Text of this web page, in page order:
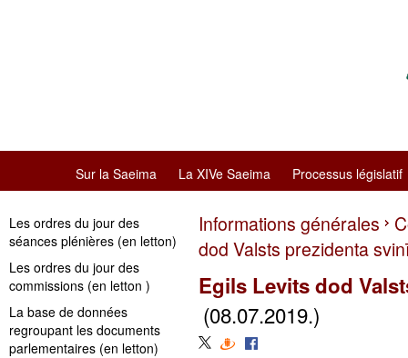
Sur la Saeima La XIVe Saeima Processus législatif
Les ordres du jour des
séances plénières (en letton)
Les ordres du jour des
commissions (en letton )
La base de données
regroupant les documents
parlementaires (en letton)
Informations générales
dod Valsts prezidenta
Egils Levits dod
(08.07.2019.)